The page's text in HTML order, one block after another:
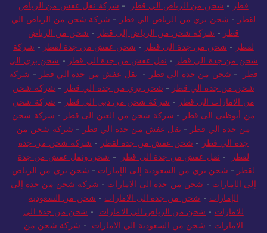
قطر - شحن من الرياض الي قطر - شركة نقل عفش من الرياض
لقطر - شحن بري من الرياض الي قطر - شركة شحن من الرياض الي
قطر - شركة شحن من الرياض إلى قطر - شحن من الرياض
لقطر - شحن من جدة الي قطر - شحن عفش من جدة لقطر - شركة
شحن من جدة الي قطر - نقل عفش من جدة الي قطر - شحن بري الى
قطر
- شحن من جدة الي قطر - نقل عفش من جدة الي قطر - شركة
شحن من جدة الي قطر - شحن بري من جدة الي قطر - شركة شحن
من الامارات الى قطر - شركة شحن من دبي الى قطر - شركة شحن
من أبوظبي الى قطر - شركة شحن من العين الى قطر - شركة شحن
من جدة الي قطر - نقل عفش من جدة الي قطر - شركة شحن من
جدة الي قطر - شحن عفش من جدة لقطر - شركة شحن من جدة
لقطر
- نقل عفش من جدة الي قطر - شحن ونقل عفش من جدة
لقطر - شحن بري من السعودية إلى الإمارات - شحن بري من الرياض
إلى الإمارات - شحن من جدة الى الامارات - شركة شحن من جدة إلى
الإمارات - شحن من جدة الى الامارات - شحن من السعودية
للامارات - شحن من الرياض الى الامارات - شحن من جدة الى
الامارات - شحن من السعودية الي الامارات - شركة شحن من